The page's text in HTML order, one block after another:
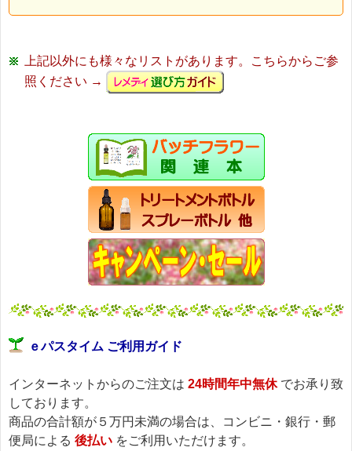
上記以外にも様々なリストがあります。こちらからご参
照ください →
ｅパスタイム ご利用ガイド
インターネットからのご注文は 24時間年中無休でお承り致
しております。
商品の合計額が５万円未満の場合は、コンビニ・銀行・郵
便局による 後払い をご利用いただけます。